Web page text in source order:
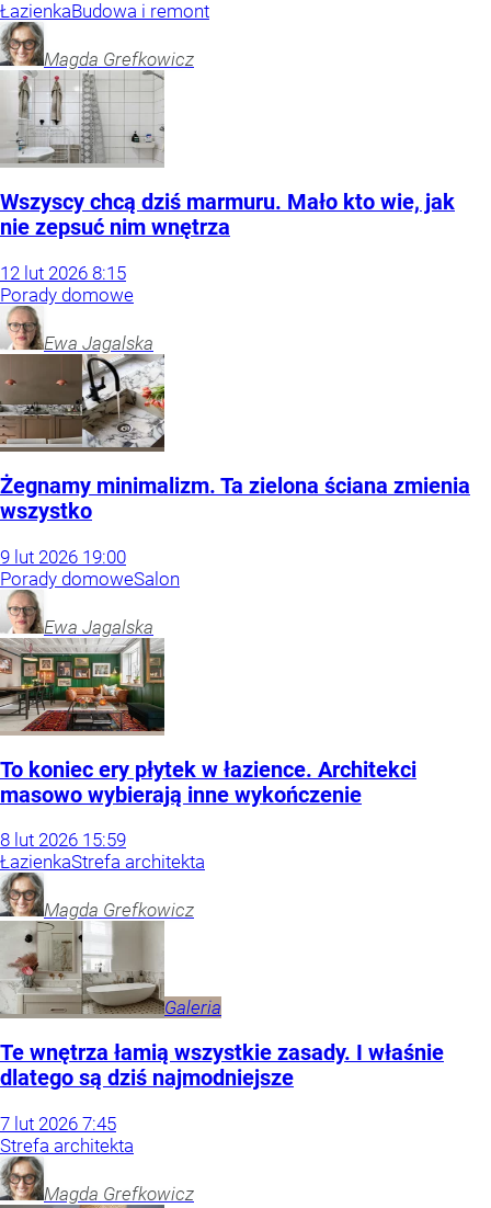
ŁazienkaBudowa i remont
Magda Grefkowicz
Wszyscy chcą dziś marmuru. Mało kto wie, jak
nie zepsuć nim wnętrza
12 lut 2026 8:15
Porady domowe
Ewa Jagalska
Żegnamy minimalizm. Ta zielona ściana zmienia
wszystko
9 lut 2026 19:00
Porady domoweSalon
Ewa Jagalska
To koniec ery płytek w łazience. Architekci
masowo wybierają inne wykończenie
8 lut 2026 15:59
ŁazienkaStrefa architekta
Magda Grefkowicz
Galeria
Te wnętrza łamią wszystkie zasady. I właśnie
dlatego są dziś najmodniejsze
7 lut 2026 7:45
Strefa architekta
Magda Grefkowicz